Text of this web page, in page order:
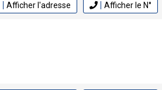
Afficher l'adresse Afficher le N°